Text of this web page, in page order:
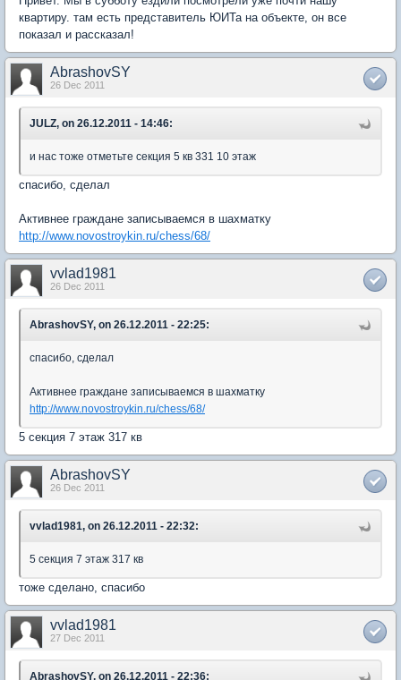
квартиру. там есть представитель ЮИТа на объекте, он все
показал и рассказал!
AbrashovSY
26 Dec 2011
JULZ, on 26.12.2011 - 14:46:
и нас тоже отметьте секция 5 кв 331 10 этаж
спасибо, сделал
Активнее граждане записываемся в шахматку
http://www.novostroykin.ru/chess/68/
vvlad1981
26 Dec 2011
AbrashovSY, on 26.12.2011 - 22:25:
спасибо, сделал
Активнее граждане записываемся в шахматку
http://www.novostroykin.ru/chess/68/
5 секция 7 этаж 317 кв
AbrashovSY
26 Dec 2011
vvlad1981, on 26.12.2011 - 22:32:
5 секция 7 этаж 317 кв
тоже сделано, спасибо
vvlad1981
27 Dec 2011
AbrashovSY, on 26.12.2011 - 22:36: